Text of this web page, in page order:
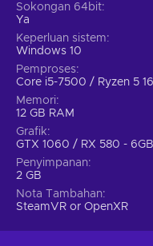
Sokongan 64bit
Ya
Keperluan sistem
Windows 10
Pemproses
Core i5-7500 / Ryzen 5
Memori
12 GB RAM
Grafik
GTX 1060 / RX 580 -
Penyimpanan
2 GB
Nota Tambahan
SteamVR or OpenXR